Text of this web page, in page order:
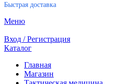
Быстрая доставка
Меню
Вход / Регистрация
Каталог
Главная
Магазин